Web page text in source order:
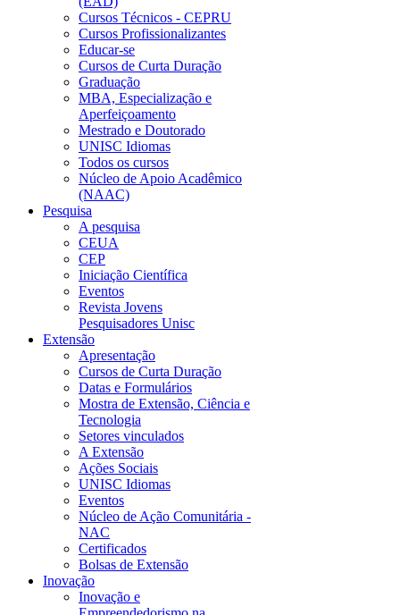
Cursos Técnicos - CEPRU
Cursos Profissionalizantes
Educar-se
Cursos de Curta Duração
Graduação
MBA, Especialização e
Aperfeiçoamento
Mestrado e Doutorado
UNISC Idiomas
Todos os cursos
Núcleo de Apoio Acadêmico
(NAAC)
Pesquisa
A pesquisa
CEUA
CEP
Iniciação Científica
Eventos
Revista Jovens
Pesquisadores Unisc
Extensão
Apresentação
Cursos de Curta Duração
Datas e Formulários
Mostra de Extensão, Ciência e
Tecnologia
Setores vinculados
A Extensão
Ações Sociais
UNISC Idiomas
Eventos
Núcleo de Ação Comunitária -
NAC
Certificados
Bolsas de Extensão
Inovação
Inovação e